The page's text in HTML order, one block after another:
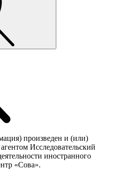
произведен и (или)
Исследовательский
иностранного
«Сова».